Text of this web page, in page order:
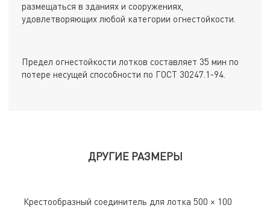
размещаться в зданиях и сооружениях,
удовлетворяющих любой категории огнестойкости.
Предел огнестойкости лотков составляет 35 мин по
потере несущей способности по ГОСТ 30247.1-94.
ДРУГИЕ РАЗМЕРЫ
Крестообразный соединитель для лотка 500 × 100